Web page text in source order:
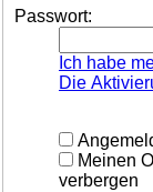
Passwort:
Ich habe
Die
Meinen
verbergen